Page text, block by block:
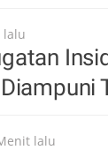
lalu
lalu